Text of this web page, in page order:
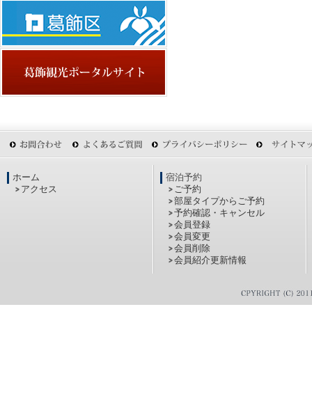
ホーム
アクセス
宿泊予約
ご予約
部屋タイプからご予約
予約確認・キャンセル
会員登録
会員変更
会員削除
会員紹介更新情報